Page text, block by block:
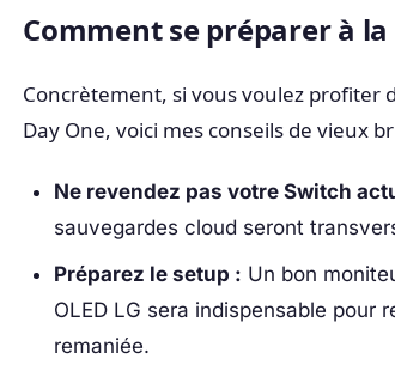
Comment se préparer à la
Concrètement, si vous voulez profiter
Day One, voici mes conseils de vieux
Ne revendez pas votre Switch
sauvegardes cloud seront
Préparez le setup : Un bon
OLED LG sera indispensable pour
remaniée.